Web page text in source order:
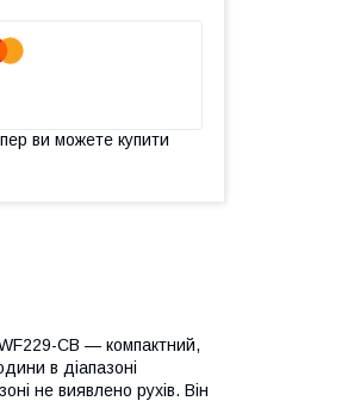
ви можете купити
CB — компактний,
в діапазоні
не виявлено рухів. Він